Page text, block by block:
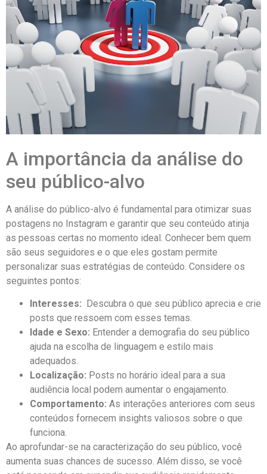
A ⁢importância​ da ​análise do
seu público-alvo
A análise do público-alvo é fundamental para otimizar suas⁢
postagens no Instagram e ⁢garantir ‍que seu conteúdo atinja
as pessoas ‍certas no momento⁤ ideal. Conhecer⁤ bem ⁤quem
são seus seguidores e o ⁤que eles​ gostam permite
personalizar⁢ suas estratégias ⁤de conteúdo. Considere ⁣os
‍seguintes ‍pontos:
Interesses: ⁣ Descubra o ‌que seu público aprecia e crie
⁤posts ⁢que ressoem com⁢ esses temas.
Idade e ‍Sexo: Entender a ⁢demografia do‍ seu público
ajuda na escolha de linguagem e estilo⁢ mais
adequados.
Localização: Posts no horário ideal ‍para a‍ sua
audiência local podem aumentar o engajamento.
Comportamento: ⁤As ‌interações anteriores com seus
conteúdos fornecem insights valiosos sobre o que
funciona.
Ao aprofundar-se na caracterização ‌do seu ⁢público, você
aumenta suas chances ​de ‌sucesso. Além ​disso, ‍se⁤ você ​